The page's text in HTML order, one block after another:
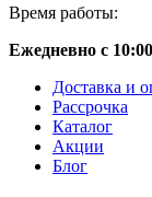
Время работы:
Ежедневно с
Доставка и
Рассрочка
Каталог
Акции
Блог